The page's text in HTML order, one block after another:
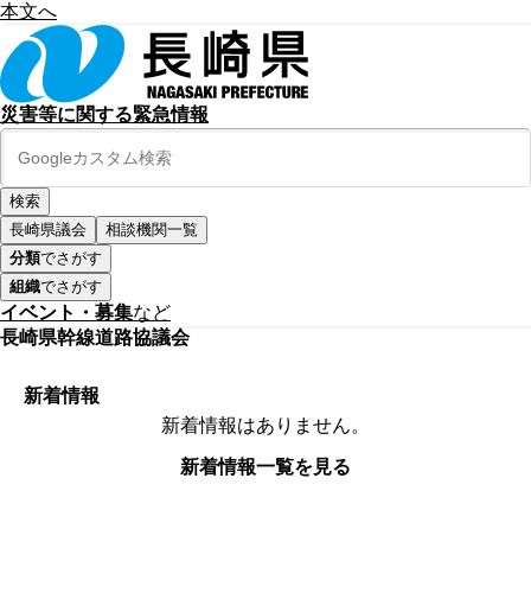
本文へ
災害等に関する緊急情報
長崎県議会
相談機関一覧
分類でさがす
組織でさがす
イベント・募集など
長崎県幹線道路協議会
新着情報
新着情報はありません。
新着情報一覧を見る